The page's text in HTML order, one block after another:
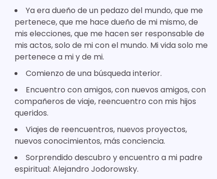
Ya era dueño de un pedazo del mundo, que me
pertenece, que me hace dueño de mi mismo, de
mis elecciones, que me hacen ser responsable de
mis actos, solo de mi con el mundo. Mi vida solo me
pertenece a mi y de mi.
Comienzo de una búsqueda interior.
Encuentro con amigos, con nuevos amigos, con
compañeros de viaje, reencuentro con mis hijos
queridos.
Viajes de reencuentros, nuevos proyectos,
nuevos conocimientos, más conciencia.
Sorprendido descubro y encuentro a mi padre
espiritual: Alejandro Jodorowsky.